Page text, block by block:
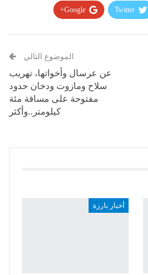
Twitter
Google+
الموضوع التالي
عن عرسال وأخواتها، تهريب
سلاح ومازوت ودخان حدود
مفتوحة على مسافة مئة
كيلومتر‪..‬وأكثر
أخبار بارزة